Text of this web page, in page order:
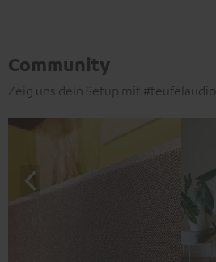
Community
Zeig uns dein Setup mit #teufelaudio